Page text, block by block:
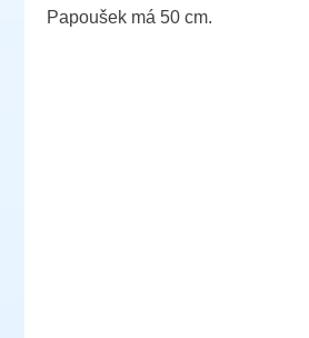
Papoušek má 50 cm.